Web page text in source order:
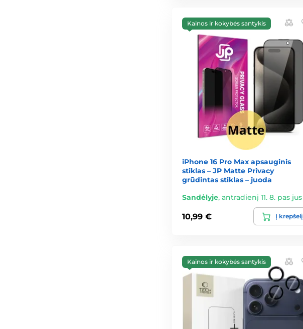
Kainos ir kokybės santykis
iPhone 16 Pro Max apsauginis
stiklas – JP Matte Privacy
grūdintas stiklas – juoda
Sandėlyje, antradienį 11. 8. pas jus
10,99 € Į krepšelį
Kainos ir kokybės santykis